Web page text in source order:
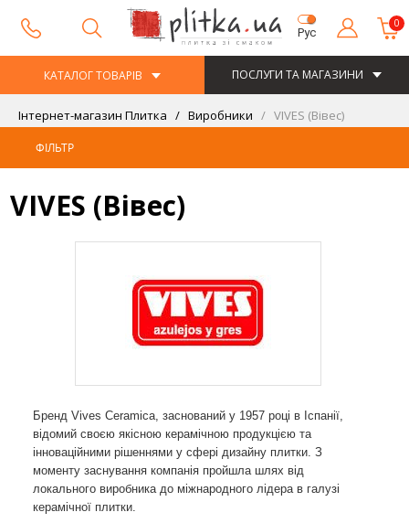
Рус
0
КАТАЛОГ ТОВАРІВ ПОСЛУГИ ТА МАГАЗИНИ
Інтернет-магазин Плитка Виробники VIVES (Вівес)
ФІЛЬТР
VIVES (Вівес)
Бренд Vives Ceramica, заснований у 1957 році в Іспанії,
відомий своєю якісною керамічною продукцією та
інноваційними рішеннями у сфері дизайну плитки. З
моменту заснування компанія пройшла шлях від
локального виробника до міжнародного лідера в галузі
керамічної плитки.